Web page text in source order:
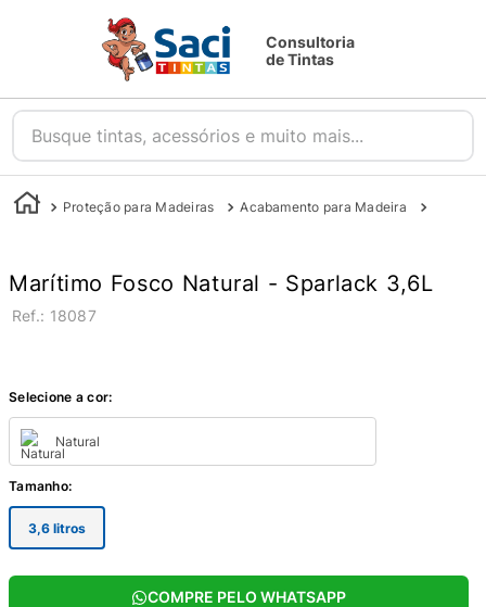
Consultoria
de Tintas
Busque tintas, acessórios e muito mais...
Proteção para Madeiras Acabamento para Madeira
Marítimo Fosco Natural - Sparlack 3,6L
: 18087
Selecione a cor:
Natural
Tamanho:
3,6 litros
COMPRE PELO WHATSAPP